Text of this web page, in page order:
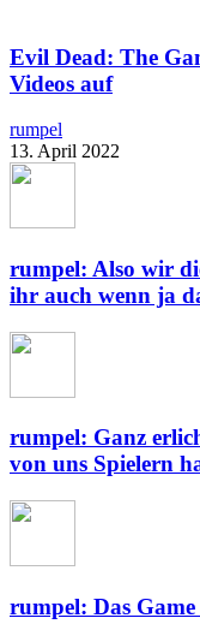
Evil Dead: The
Videos auf
rumpel
13. April 2022
rumpel: Also wir
ihr auch wenn ja
rumpel: Ganz
von uns Spielern
rumpel: Das